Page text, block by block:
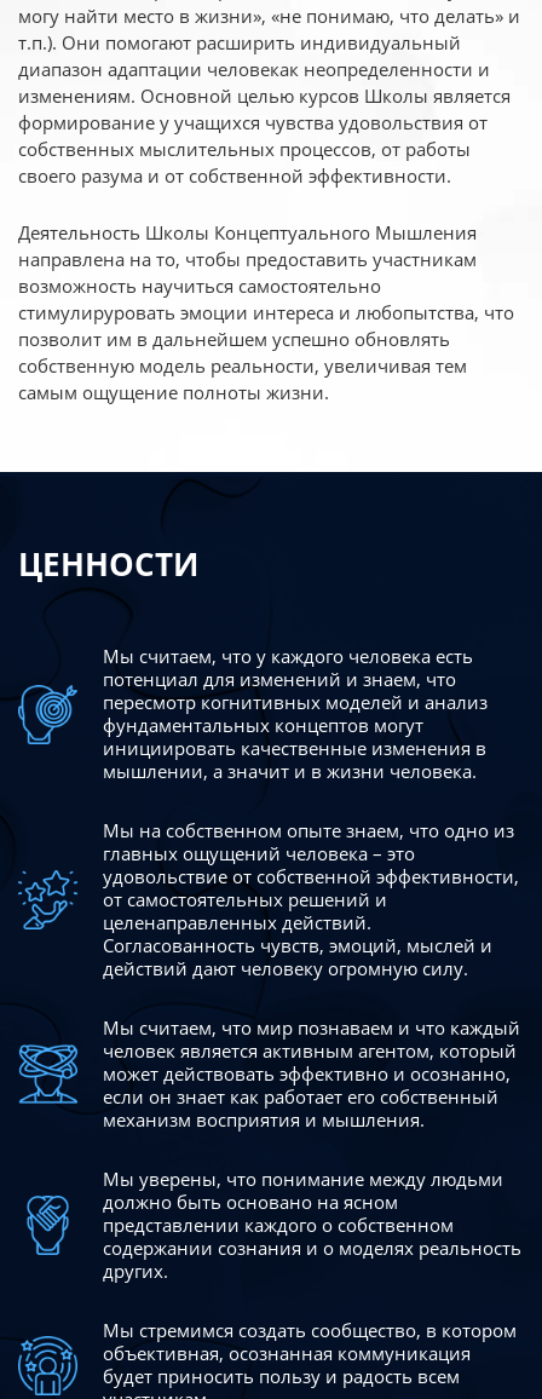
могу найти место в жизни», «не понимаю, что делать» и
т.п.). Они помогают расширить индивидуальный
диапазон адаптации человекак неопределенности и
изменениям. Основной целью курсов Школы является
формирование у учащихся чувства удовольствия от
собственных мыслительных процессов, от работы
своего разума и от собственной эффективности.
Деятельность Школы Концептуального Мышления
направлена на то, чтобы предоставить участникам
возможность научиться самостоятельно
стимулируровать эмоции интереса и любопытства, что
позволит им в дальнейшем успешно обновлять
собственную модель реальности, увеличивая тем
самым ощущение полноты жизни.
ЦЕННОСТИ
Мы считаем, что у каждого человека есть
потенциал для изменений и знаем, что
пересмотр когнитивных моделей и анализ
фундаментальных концептов могут
инициировать качественные изменения в
мышлении, а значит и в жизни человека.
Мы на собственном опыте знаем, что одно из
главных ощущений человека – это
удовольствие от собственной эффективности,
от самостоятельных решений и
целенаправленных действий.
Согласованность чувств, эмоций, мыслей и
действий дают человеку огромную силу.
Мы считаем, что мир познаваем и что каждый
человек является активным агентом, который
может действовать эффективно и осознанно,
если он знает как работает его собственный
механизм восприятия и мышления.
Мы уверены, что понимание между людьми
должно быть основано на ясном
представлении каждого о собственном
содержании сознания и о моделях реальность
других.
Мы стремимся создать сообщество, в котором
объективная, осознанная коммуникация
будет приносить пользу и радость всем